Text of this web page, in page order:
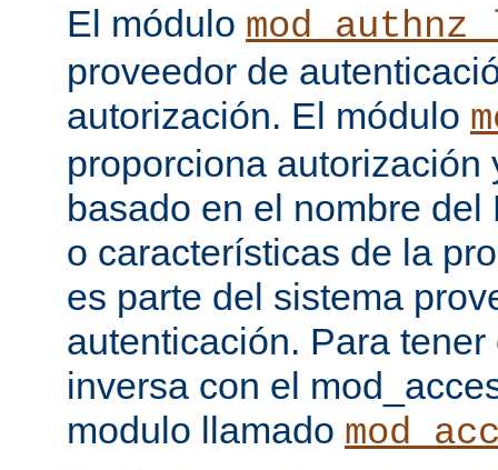
El módulo
proveedor de
autorización. El módulo
proporciona autorización
basado en el nombre
o características de la
es parte del sistema
autenticación. Para
inversa con el
modulo llamado